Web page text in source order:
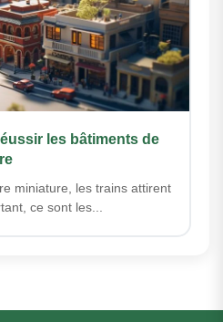
les bâtiments de
miniature, les trains attirent
ce sont les...